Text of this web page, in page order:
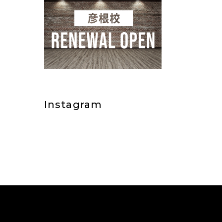
Instagram